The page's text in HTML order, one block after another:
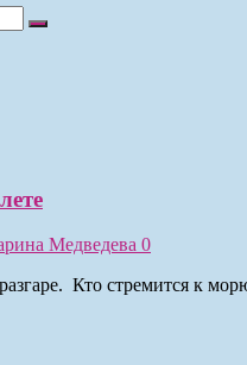
Медведева 0
Кто стремится к